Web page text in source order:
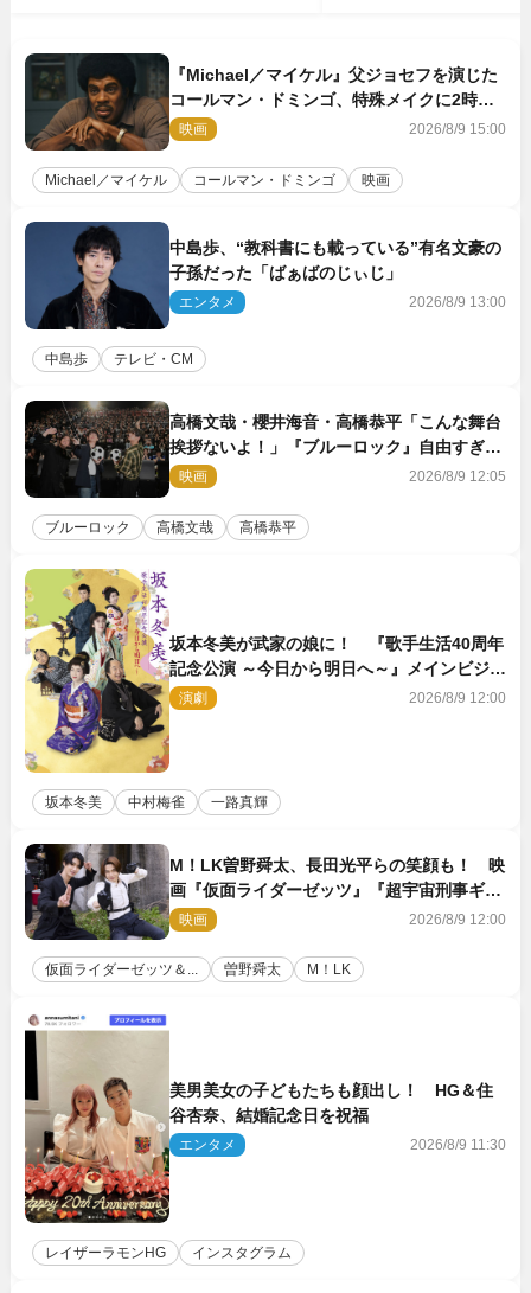
『Michael／マイケル』父ジョセフを演じた
コールマン・ドミンゴ、特殊メイクに2時間
半かかっていた
映画 2026/8/9 15:00
Michael／マイケル コールマン・ドミンゴ 映画
中島歩、“教科書にも載っている”有名文豪の
子孫だった「ばぁばのじぃじ」
エンタメ 2026/8/9 13:00
中島歩 テレビ・CM
高橋文哉・櫻井海音・高橋恭平「こんな舞台
挨拶ないよ！」『ブルーロック』自由すぎる
イベントレポート
映画 2026/8/9 12:05
ブルーロック 高橋文哉 高橋恭平
坂本冬美が武家の娘に！ 『歌手生活40周年
記念公演 ～今日から明日へ～』メインビジュ
アル公開
演劇 2026/8/9 12:00
坂本冬美 中村梅雀 一路真輝
M！LK曽野舜太、長田光平らの笑顔も！ 映
画『仮面ライダーゼッツ』『超宇宙刑事ギャ
バン インフィニティ』オフショット到着
映画 2026/8/9 12:00
仮面ライダーゼッツ＆... 曽野舜太 M！LK
美男美女の子どもたちも顔出し！ HG＆住
谷杏奈、結婚記念日を祝福
エンタメ 2026/8/9 11:30
レイザーラモンHG インスタグラム